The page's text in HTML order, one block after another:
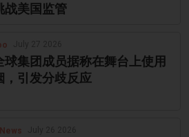
战美国监管
球集团成员据称在舞台上使用
，引发分歧反应